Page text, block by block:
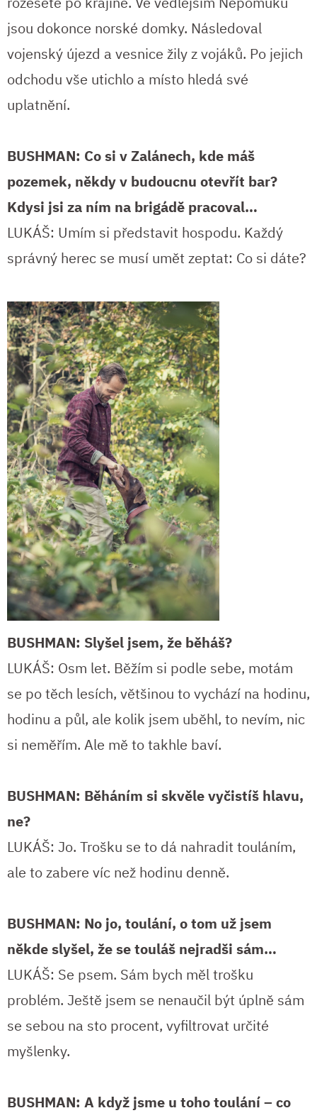
jsou dokonce norské domky. Následoval
vojenský újezd a vesnice žily z vojáků. Po jejich
odchodu vše utichlo a místo hledá své
uplatnění.
BUSHMAN: Co si v Zalánech, kde máš
pozemek, někdy v budoucnu otevřít bar?
Kdysi jsi za ním na brigádě pracoval…
LUKÁŠ: Umím si představit hospodu. Každý
správný herec se musí umět zeptat: Co si dáte?
BUSHMAN: Slyšel jsem, že běháš?
LUKÁŠ: Osm let. Běžím si podle sebe, motám
se po těch lesích, většinou to vychází na hodinu,
hodinu a půl, ale kolik jsem uběhl, to nevím, nic
si neměřím. Ale mě to takhle baví.
BUSHMAN: Běháním si skvěle vyčistíš hlavu,
ne?
LUKÁŠ: Jo. Trošku se to dá nahradit touláním,
ale to zabere víc než hodinu denně.
BUSHMAN: No jo, toulání, o tom už jsem
někde slyšel, že se touláš nejradši sám…
LUKÁŠ: Se psem. Sám bych měl trošku
problém. Ještě jsem se nenaučil být úplně sám
se sebou na sto procent, vyfiltrovat určité
myšlenky.
BUSHMAN: A když jsme u toho toulání – co